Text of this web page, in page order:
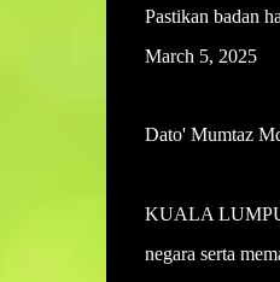
Pastikan badan
March 5, 2025
Dato' Mumtaz
KUALA
negara serta